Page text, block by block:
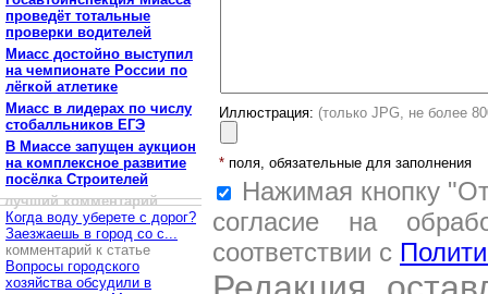
проведёт тотальные
проверки водителей
Миасс достойно выступил
на чемпионате России по
лёгкой атлетике
Миасс в лидерах по числу
стобалльников ЕГЭ
В Миассе запущен аукцион
на комплексное развитие
посёлка Строителей
лучший комментарий
Когда воду уберете с дорог?
Заезжаешь в город со с...
комментарий к статье
Вопросы городского
хозяйства обсудили в
Иллюстрация: (только JPG, не более
* поля, обязательные для заполнения
Нажимая кнопку
согласие на
соответствии с